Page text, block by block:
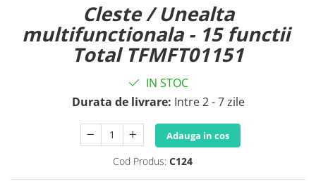
Cleste / Unealta
multifunctionala - 15 functii
Total TFMFT01151
IN STOC
Durata de livrare: Intre 2 - 7 zile
Adauga in cos
Cod Produs: C124